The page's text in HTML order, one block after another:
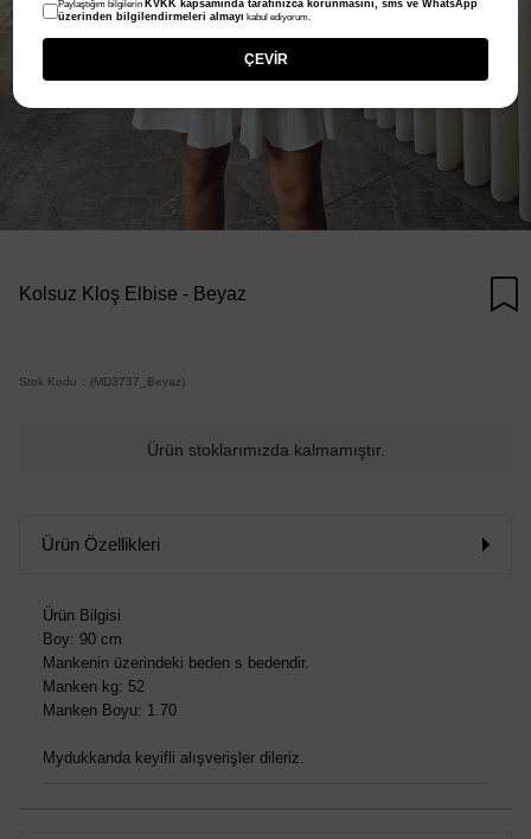
Kolsuz Kloş Elbise - Beyaz
Stok Kodu (MD3737_Beyaz)
Ürün stoklarımızda kalmamıştır.
Ürün Özellikleri
Ürün Bilgisi
Boy: 90 cm
Mankenin üzerindeki beden s bedendir.
Manken kg: 52
Manken Boyu: 1.70
Mydukkanda keyifli alışverişler dileriz.
Paylaştığım bilgilerin KVKK kapsamında tarafınızca korunmasını, sms ve WhatsApp
üzerinden bilgilendirmeleri almayı kabul ediyorum.
ÇEVİR